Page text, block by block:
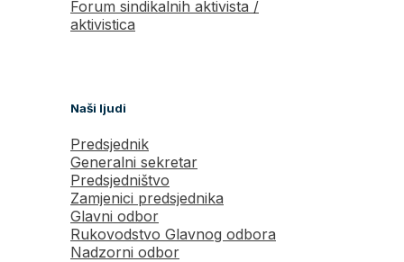
Forum sindikalnih aktivista /
aktivistica
Naši ljudi
Predsjednik
Generalni sekretar
Predsjedništvo
Zamjenici predsjednika
Glavni odbor
Rukovodstvo Glavnog odbora
Nadzorni odbor